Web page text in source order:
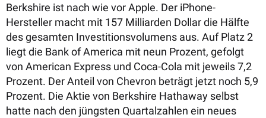
Berkshire ist nach wie vor Apple. Der iPhone-
Hersteller macht mit 157 Milliarden Dollar die Hälfte
des gesamten Investitionsvolumens aus. Auf Platz 2
liegt die Bank of America mit neun Prozent, gefolgt
von American Express und Coca-Cola mit jeweils 7,2
Prozent. Der Anteil von Chevron beträgt jetzt noch 5,9
Prozent. Die Aktie von Berkshire Hathaway selbst
hatte nach den jüngsten Quartalzahlen ein neues